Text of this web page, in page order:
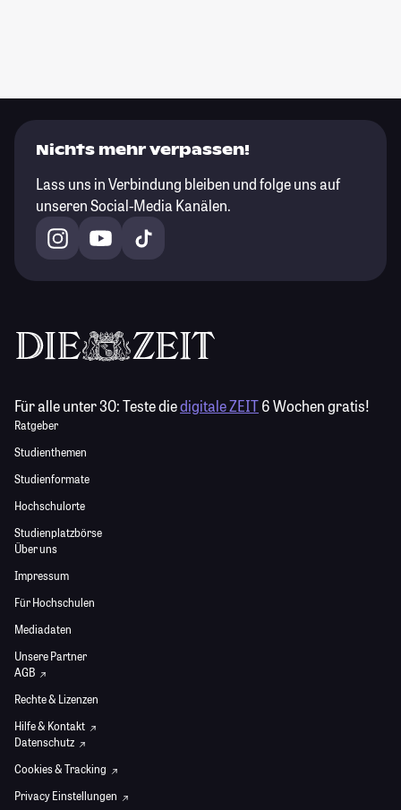
Nichts mehr verpassen!
Lass uns in Verbindung bleiben und folge uns auf
unseren Social-Media Kanälen.
Für alle unter 30:Teste diedigitale ZEIT6 Wochen gratis!
Ratgeber
Studienthemen
Studienformate
Hochschulorte
Studienplatzbörse
Über uns
Impressum
Für Hochschulen
Mediadaten
Unsere Partner
AGB
Rechte & Lizenzen
Hilfe & Kontakt
Datenschutz
Cookies & Tracking
Privacy Einstellungen